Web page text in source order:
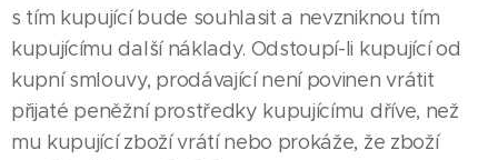
s tím kupující bude souhlasit a nevzniknou tím
kupujícímu další náklady. Odstoupí-li kupující od
kupní smlouvy, prodávající není povinen vrátit
přijaté peněžní prostředky kupujícímu dříve, než
mu kupující zboží vrátí nebo prokáže, že zboží